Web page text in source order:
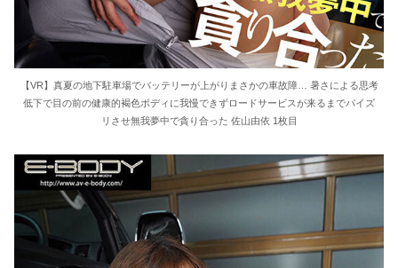
【VR】真夏の地下駐車場でバッテリーが上がりまさかの車故障… 暑さによる思考
低下で目の前の健康的褐色ボディに我慢できずロードサービスが来るまでパイズ
リさせ無我夢中で貪り合った 佐山由依 1枚目